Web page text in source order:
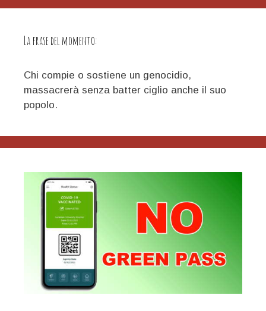
La frase del momento:
Chi compie o sostiene un genocidio,
massacrerà senza batter ciglio anche il suo
popolo.